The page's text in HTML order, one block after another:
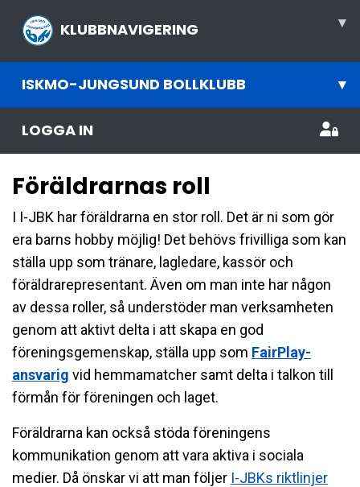
KLUBBNAVIGERING ▾
ISKMO-JUNGSUND BOLLKLUBB ▾
LOGGA IN
Föräldrarnas roll
I I-JBK har föräldrarna en stor roll. Det är ni som gör
era barns hobby möjlig! Det behövs frivilliga som kan
ställa upp som tränare, lagledare, kassör och
föräldrarepresentant. Även om man inte har någon
av dessa roller, så understöder man verksamheten
genom att aktivt delta i att skapa en god
föreningsgemenskap, ställa upp som FairPlay-
ansvarig vid hemmamatcher samt delta i talkon till
förmån för föreningen och laget.
Föräldrarna kan också stöda föreningens
kommunikation genom att vara aktiva i sociala
medier. Då önskar vi att man följer I-JBKs riktlinjer